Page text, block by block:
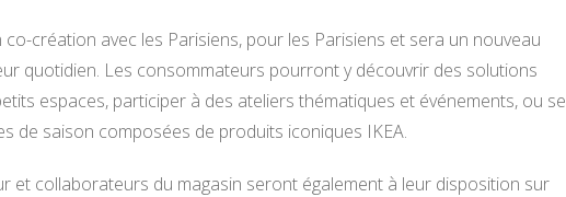
création avec les Parisiens, pour les Parisiens et sera un nouveau
quotidien. Les consommateurs pourront y découvrir des solutions
espaces, participer à des ateliers thématiques et événements, ou se
de saison composées de produits iconiques IKEA.
et collaborateurs du magasin seront également à leur disposition sur